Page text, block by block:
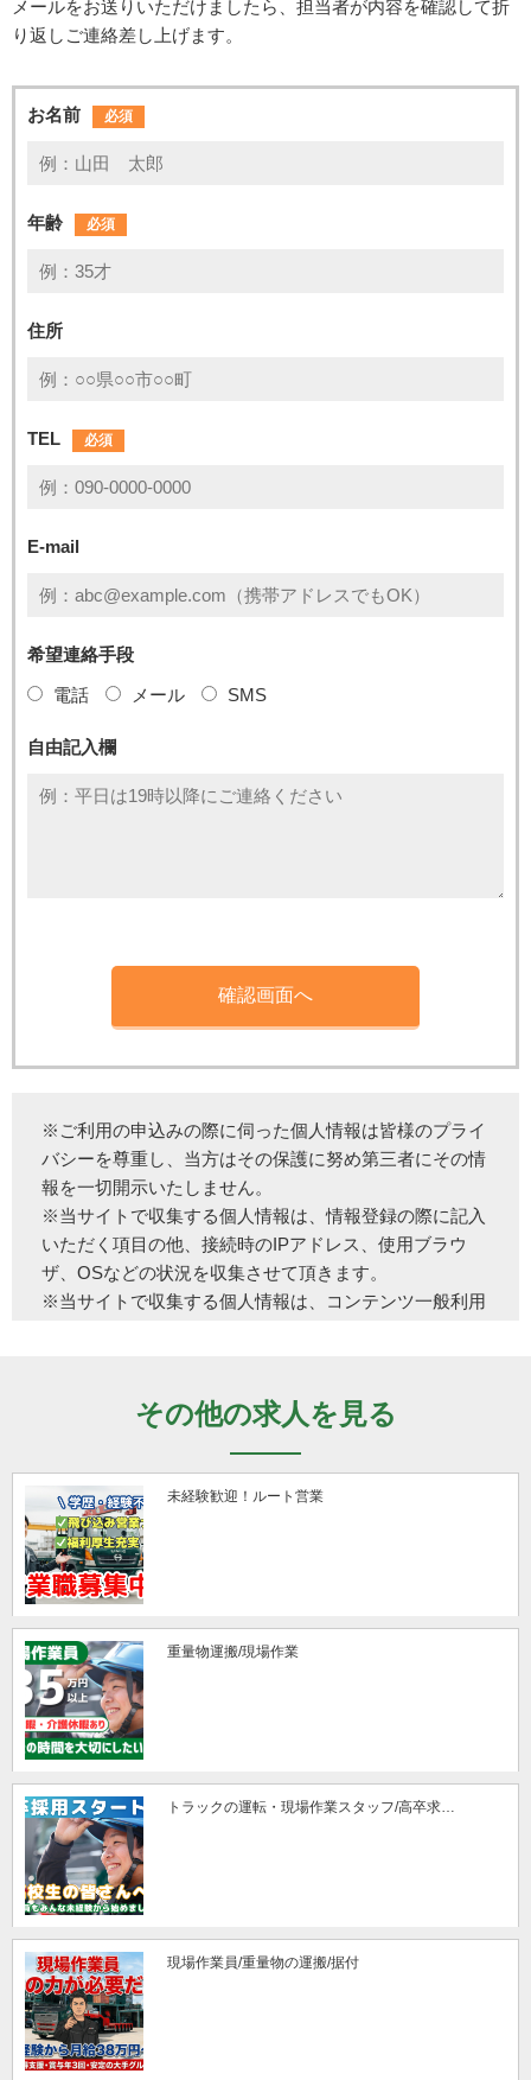
メールをお送りいただけましたら、担当者が内容を確認して折
り返しご連絡差し上げます。
お名前 必須
年齢 必須
住所
TEL 必須
E-mail
希望連絡手段
電話
メール SMS
自由記入欄
※ご利用の申込みの際に伺った個人情報は皆様のプライ
バシーを尊重し、当方はその保護に努め第三者にその情
報を一切開示いたしません。
※当サイトで収集する個人情報は、情報登録の際に記入
いただく項目の他、接続時のIPアドレス、使用ブラウ
ザ、OSなどの状況を収集させて頂きます。
※当サイトで収集する個人情報は、コンテンツ一般利用
て個人を特定できるような情報の公開は一切行っており
※当サイトを利用した犯罪行為などがあった場合、当局
より情報開示の要請があった場合、その要請内容を充分
確認のうえ情報開示要請に応じる場合も有ります。
その他の求人を見る
未経験歓迎！ルート営業
重量物運搬/現場作業
トラックの運転・現場作業スタッフ/高卒求…
現場作業員/重量物の運搬/据付